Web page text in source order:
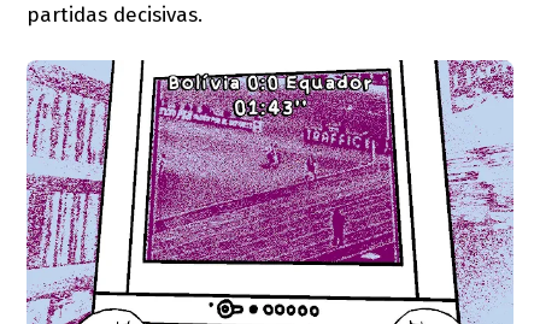
partidas decisivas.